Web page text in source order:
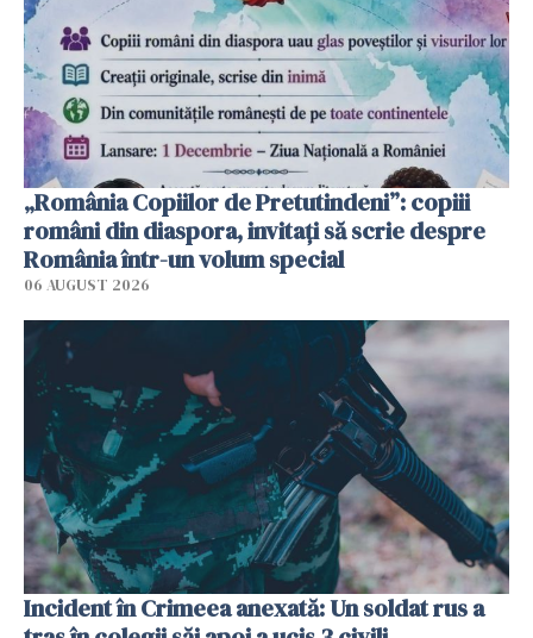
„România Copiilor de Pretutindeni”: copiii
români din diaspora, invitați să scrie despre
România într-un volum special
06 AUGUST 2026
Incident în Crimeea anexată: Un soldat rus a